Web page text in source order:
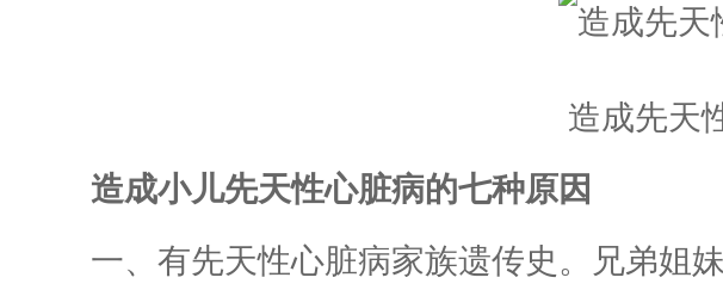
造成先天
造成小儿先天性心脏病的七种原因
一、有先天性心脏病家族遗传史。兄弟姐妹